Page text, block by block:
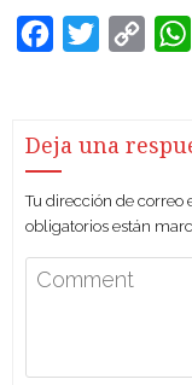
Facebook
Twitter Copy
Deja una
Tu dirección de correo
obligatorios están